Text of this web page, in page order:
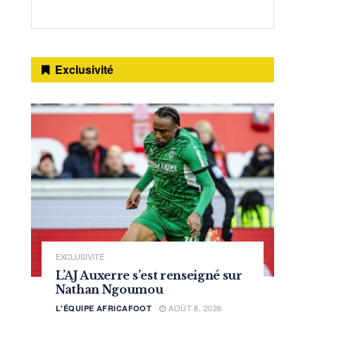
Exclusivité
EXCLUSIVITÉ
L’AJ Auxerre s’est renseigné sur
Nathan Ngoumou
L'ÉQUIPE AFRICAFOOT AOÛT 8, 2026